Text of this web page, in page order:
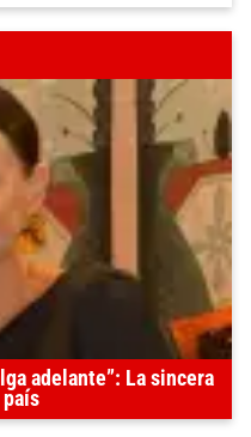
adelante”: La sincera